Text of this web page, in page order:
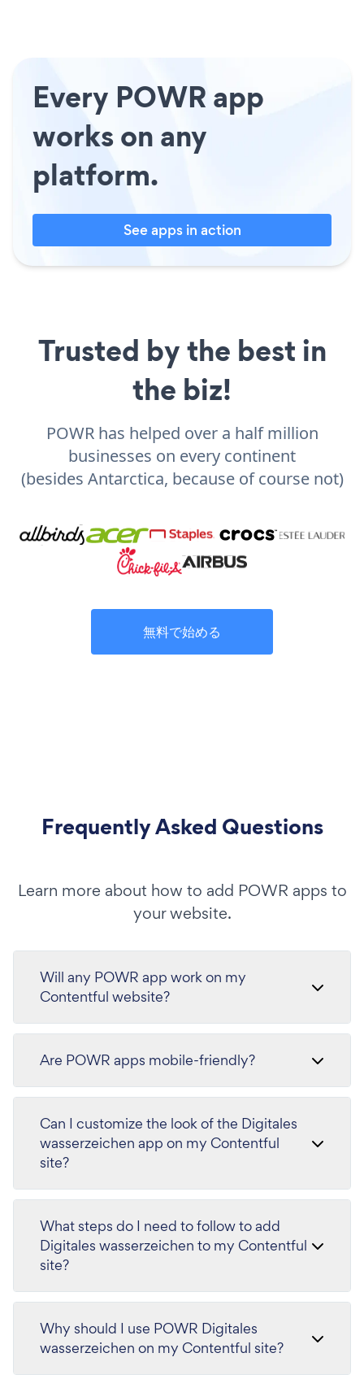
Every POWR app
works on any
platform.
See apps in action
Trusted by the best in
the biz!
POWR has helped over a half million
businesses on every continent
(besides Antarctica, because of course not)
無料で始める
Frequently Asked Questions
Learn more about how to add POWR apps to
your website.
Will any POWR app work on my
Contentful website?
Are POWR apps mobile-friendly?
Can I customize the look of the Digitales
wasserzeichen app on my Contentful
site?
What steps do I need to follow to add
Digitales wasserzeichen to my Contentful
site?
Why should I use POWR Digitales
wasserzeichen on my Contentful site?